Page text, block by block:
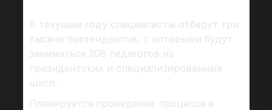
В текущем году специалисты отберут три
тысячи претендентов, с которыми будут
заниматься 208 педагогов из
президентских и специализированных
школ.
Планируется проведение процесса в